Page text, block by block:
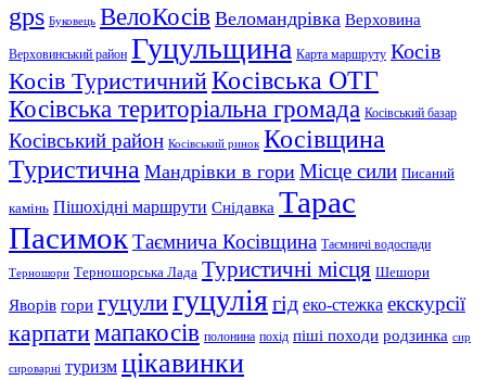
gps Буковець ВелоКосів Веломандрівка Верховина
Верховинський район Гуцульщина Карта маршруту Косів
Косів ТуристичнийКосівська ОТГ
Косівська територіальна громада Косівський базар
Косівський район Косівський ринок Косівщина
Туристична Мандрівки в гори Місце сили Писаний
камінь Пішохідні маршрути Снідавка Тарас
ПасимокТаємнича Косівщина Таємничі водоспади
Терношори Терношорська Лада Туристичні місця Шешори
Яворів гори гуцулигуцуліягід еко-стежка екскурсії
карпатимапакосів полонина похід піші походи родзинка сир
сироварні туризм цікавинки